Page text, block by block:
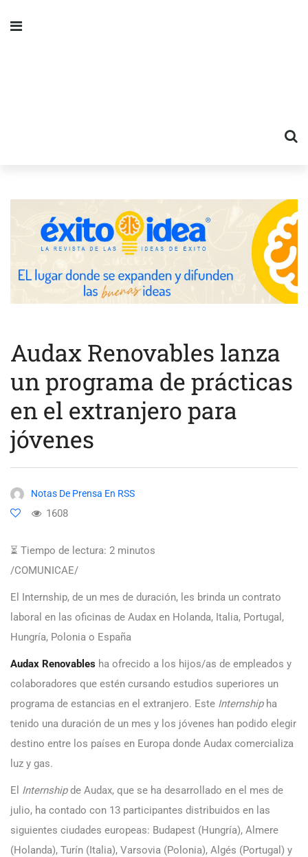
Audax Renovables lanza
un programa de prácticas
en el extranjero para
jóvenes
Notas De Prensa En RSS
1608
⏳ Tiempo de lectura: 2 minutos
/COMUNICAE/
El Internship, de un mes de duración, les brinda un contrato
laboral en las oficinas de Audax en Holanda, Italia, Portugal,
Hungría, Polonia o España
Audax Renovables ha ofrecido a los hijos/as de empleados y
colaboradores que estén cursando estudios superiores un
programa de estancias en el extranjero. Este Internshipha
tenido una duración de un mes y los jóvenes han podido elegir
destino entre los países en Europa donde Audax comercializa
luz y gas.
El Internshipde Audax, que se ha desarrollado en el mes de
julio, ha contado con 13 participantes distribuidos en las
siguientes ciudades europeas: Budapest (Hungría), Almere
(Holanda), Turín (Italia), Varsovia (Polonia), Algés (Portugal) y